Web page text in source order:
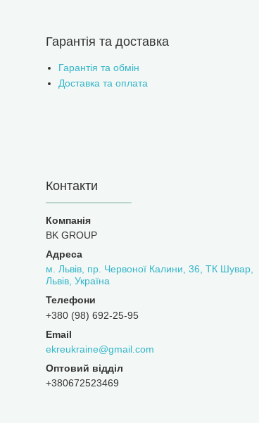
Гарантія та доставка
Гарантія та обмін
Доставка та оплата
Контакти
BK GROUP
м. Львів, пр. Червоної Калини, 36, ТК Шувар,
Львів, Україна
+380 (98) 692-25-95
ekreukraine@gmail.com
Оптовий відділ
+380672523469